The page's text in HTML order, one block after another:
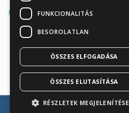
Árukereső.hu
FUNKCIONALITÁS
BESOROLATLAN
ÖSSZES ELFOGADÁSA
ÖSSZES ELUTASÍTÁSA
RÉSZLETEK MEGJELENÍTÉSE